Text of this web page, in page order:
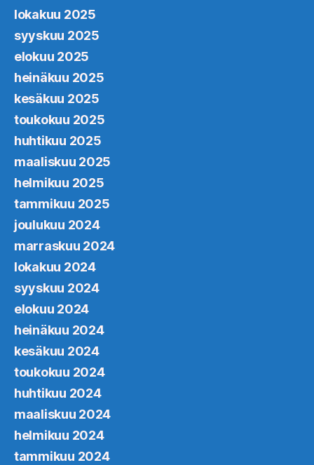
lokakuu 2025
syyskuu 2025
elokuu 2025
heinäkuu 2025
kesäkuu 2025
toukokuu 2025
huhtikuu 2025
maaliskuu 2025
helmikuu 2025
tammikuu 2025
joulukuu 2024
marraskuu 2024
lokakuu 2024
syyskuu 2024
elokuu 2024
heinäkuu 2024
kesäkuu 2024
toukokuu 2024
huhtikuu 2024
maaliskuu 2024
helmikuu 2024
tammikuu 2024